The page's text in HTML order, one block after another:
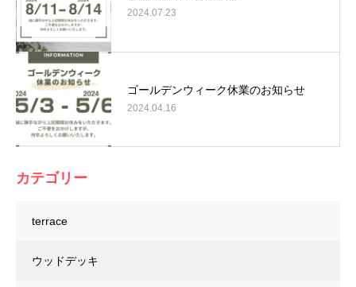
2024.07.23
ゴールデンウィーク休業のお知らせ
2024.04.16
カテゴリー
terrace
ウッドデッキ